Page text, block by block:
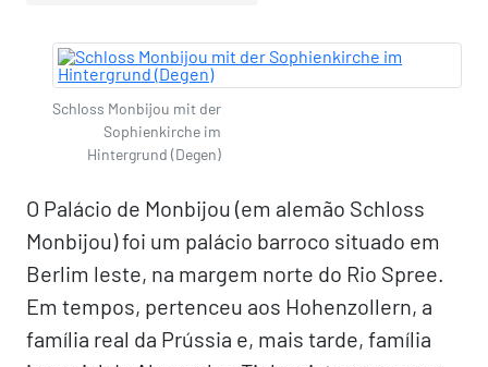
Schloss Monbijou mit der
Sophienkirche im
Hintergrund (Degen)
O Palácio de Monbijou (em alemão Schloss
Monbijou) foi um palácio barroco situado em
Berlim leste, na margem norte do Rio Spree.
Em tempos, pertenceu aos Hohenzollern, a
família real da Prússia e, mais tarde, família